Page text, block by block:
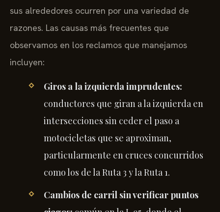
sus alrededores ocurren por una variedad de
razones. Las causas más frecuentes que
observamos en los reclamos que manejamos
incluyen:
Giros a la izquierda imprudentes:
conductores que giran a la izquierda en
intersecciones sin ceder el paso a
motocicletas que se aproximan,
particularmente en cruces concurridos
como los de la Ruta 3 y la Ruta 1.
Cambios de carril sin verificar puntos